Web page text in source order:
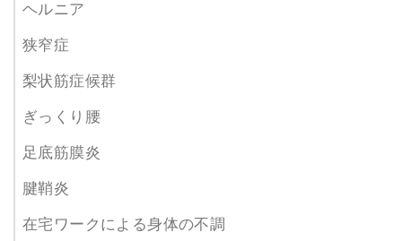
ヘルニア
狭窄症
梨状筋症候群
ぎっくり腰
足底筋膜炎
腱鞘炎
在宅ワークによる身体の不調